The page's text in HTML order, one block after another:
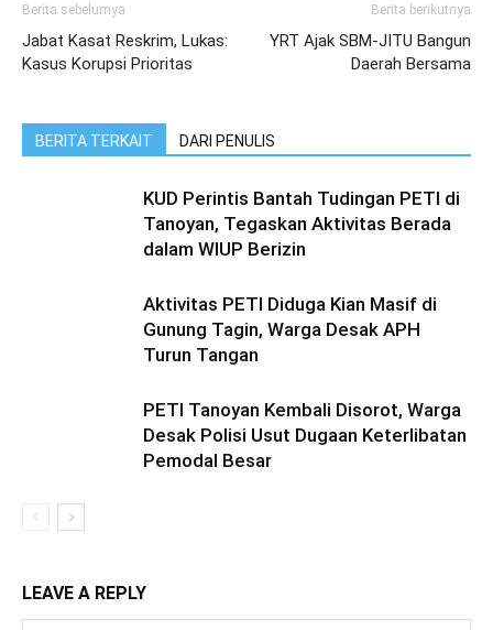
Berita sebelumya
Jabat Kasat Reskrim, Lukas:
Kasus Korupsi Prioritas
Berita berikutnya
YRT Ajak SBM-JITU Bangun
Daerah Bersama
BERITA TERKAIT DARI PENULIS
KUD Perintis Bantah Tudingan PETI di
Tanoyan, Tegaskan Aktivitas Berada
dalam WIUP Berizin
Aktivitas PETI Diduga Kian Masif di
Gunung Tagin, Warga Desak APH
Turun Tangan
PETI Tanoyan Kembali Disorot, Warga
Desak Polisi Usut Dugaan Keterlibatan
Pemodal Besar
LEAVE A REPLY